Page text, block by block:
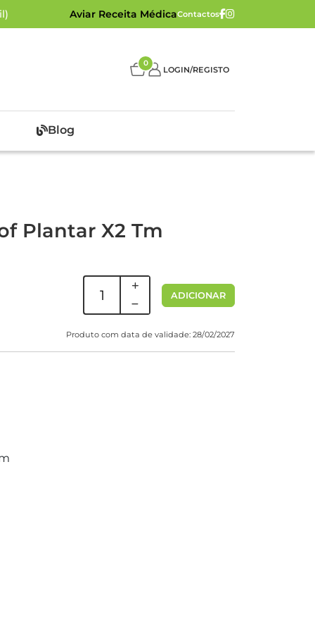
Aviar Receita MédicaContactos
0
LOGIN/REGISTO
Blog
Plantar X2 Tm
ADICIONAR
Produto com data de validade: 28/02/2027